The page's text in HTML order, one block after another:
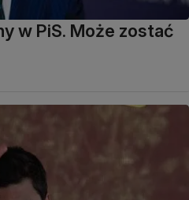
w PiS. Może zostać